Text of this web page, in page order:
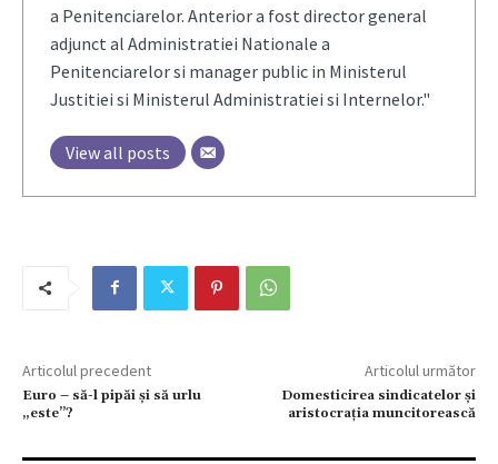
a Penitenciarelor. Anterior a fost director general
adjunct al Administratiei Nationale a
Penitenciarelor si manager public in Ministerul
Justitiei si Ministerul Administratiei si Internelor."
View all posts
Articolul precedent
Euro – să-l pipăi şi să urlu
„este”?
Articolul următor
Domesticirea sindicatelor şi
aristocraţia muncitorească